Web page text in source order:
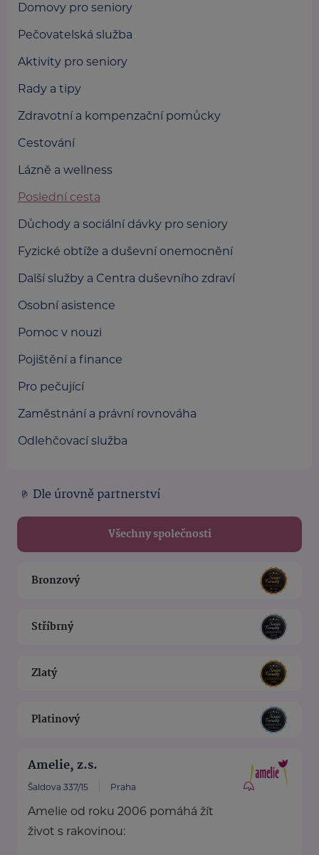
Domovy pro seniory
Pečovatelská služba
Aktivity pro seniory
Rady a tipy
Zdravotní a kompenzační pomůcky
Cestování
Lázně a wellness
Poslední cesta
Důchody a sociální dávky pro seniory
Fyzické obtíže a duševní onemocnění
Další služby a Centra duševního zdraví
Osobní asistence
Pomoc v nouzi
Pojištění a finance
Pro pečující
Zaměstnání a právní rovnováha
Odlehčovací služba
Dle úrovně partnerství
Všechny společnosti
Bronzový
Stříbrný
Zlatý
Platinový
Amelie, z.s.
Šaldova 337/15 Praha
Amelie od roku 2006 pomáhá žít
život s rakovinou: